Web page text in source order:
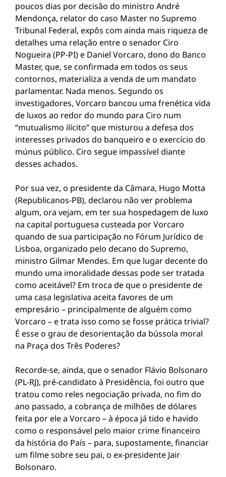
poucos dias por decisão do ministro André
Mendonça, relator do caso Master no Supremo
Tribunal Federal, expôs com ainda mais riqueza de
detalhes uma relação entre o senador Ciro
Nogueira (PP-PI) e Daniel Vorcaro, dono do Banco
Master, que, se confirmada em todos os seus
contornos, materializa a venda de um mandato
parlamentar. Nada menos. Segundo os
investigadores, Vorcaro bancou uma frenética vida
de luxos ao redor do mundo para Ciro num
“mutualismo ilícito” que misturou a defesa dos
interesses privados do banqueiro e o exercício do
múnus público. Ciro segue impassível diante
desses achados.
Por sua vez, o presidente da Câmara, Hugo Motta
(Republicanos-PB), declarou não ver problema
algum, ora vejam, em ter sua hospedagem de luxo
na capital portuguesa custeada por Vorcaro
quando de sua participação no Fórum Jurídico de
Lisboa, organizado pelo decano do Supremo,
ministro Gilmar Mendes. Em que lugar decente do
mundo uma imoralidade dessas pode ser tratada
como aceitável? Em troca de que o presidente de
uma casa legislativa aceita favores de um
empresário – principalmente de alguém como
Vorcaro – e trata isso como se fosse prática trivial?
É esse o grau de desorientação da bússola moral
na Praça dos Três Poderes?
Recorde-se, ainda, que o senador Flávio Bolsonaro
(PL-RJ), pré-candidato à Presidência, foi outro que
tratou como reles negociação privada, no fim do
ano passado, a cobrança de milhões de dólares
feita por ele a Vorcaro – à época já tido e havido
como o responsável pelo maior crime financeiro
da história do País – para, supostamente, financiar
um filme sobre seu pai, o ex-presidente Jair
Bolsonaro.